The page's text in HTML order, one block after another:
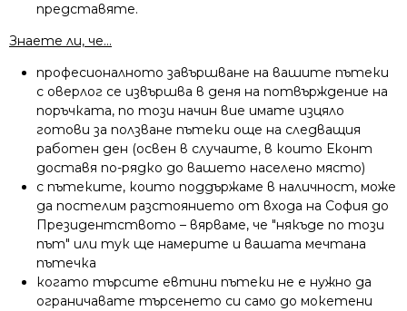
представяте.
Знаете ли, че…
професионалното завършване на вашите пътеки
с оверлог се извършва в деня на потвърждение на
поръчката, по този начин вие имате изцяло
готови за ползване пътеки още на следващия
работен ден (освен в случаите, в които Еконт
доставя по-рядко до вашето населено място)
с пътеките, които поддържаме в наличност, може
да постелим разстоянието от входа на София до
Президентството – вярваме, че "някъде по този
път" или тук ще намерите и вашата мечтана
пътечка
когато търсите евтини пътеки не е нужно да
ограничавате търсенето си само до мокетени